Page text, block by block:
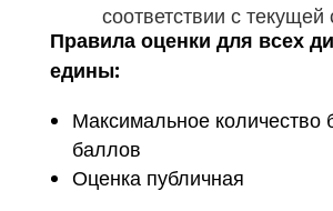
соответствии с текущей
Правила оценки для всех
едины:
Максимальное количество
баллов
Оценка публичная